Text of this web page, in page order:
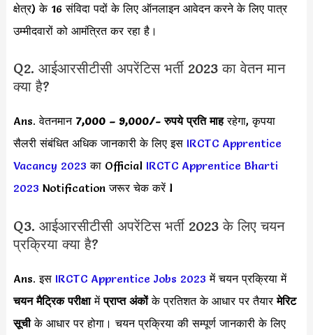
क्षेत्र) के 16 संविदा पदों के लिए ऑनलाइन आवेदन करने के लिए पात्र
उम्मीदवारों को आमंत्रित कर रहा है।
Q2. आईआरसीटीसी अपरेंटिस भर्ती 2023 का वेतन मान
क्या है?
Ans. वेतनमान 7,000 – 9,000/- रुपये प्रति माहरहेगा, कृपया
सैलरी संबंधित अधिक जानकारी के लिए इस IRCTC Apprentice
Vacancy 2023 का Official IRCTC Apprentice Bharti
2023 Notification जरूर चेक करें l
Q3. आईआरसीटीसी अपरेंटिस भर्ती 2023 के लिए चयन
प्रक्रिया क्या है?
Ans. इस IRCTC Apprentice Jobs 2023 में चयन प्रक्रिया में
चयन मैट्रिक परीक्षामेंप्राप्त अंकोंके प्रतिशत के आधार पर तैयारमेरिट
सूचीके आधार पर होगा। चयन प्रक्रिया की सम्पूर्ण जानकारी के लिए